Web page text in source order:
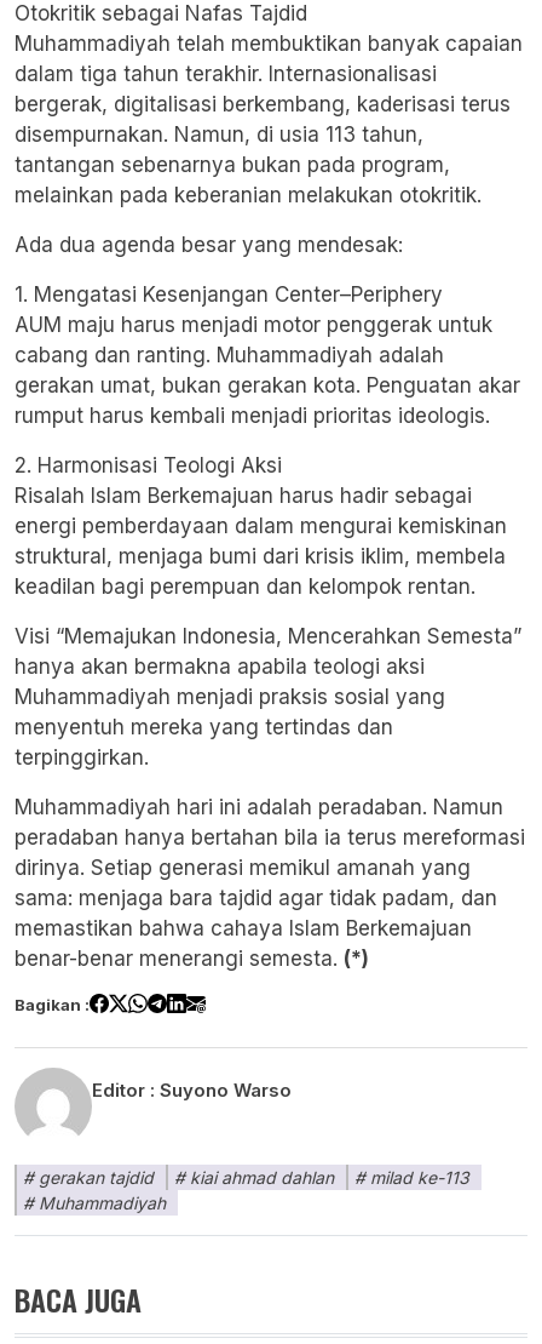
Otokritik sebagai Nafas Tajdid
Muhammadiyah telah membuktikan banyak capaian
dalam tiga tahun terakhir. Internasionalisasi
bergerak, digitalisasi berkembang, kaderisasi terus
disempurnakan. Namun, di usia 113 tahun,
tantangan sebenarnya bukan pada program,
melainkan pada keberanian melakukan otokritik.
Ada dua agenda besar yang mendesak:
1. Mengatasi Kesenjangan Center–Periphery
AUM maju harus menjadi motor penggerak untuk
cabang dan ranting. Muhammadiyah adalah
gerakan umat, bukan gerakan kota. Penguatan akar
rumput harus kembali menjadi prioritas ideologis.
2. Harmonisasi Teologi Aksi
Risalah Islam Berkemajuan harus hadir sebagai
energi pemberdayaan dalam mengurai kemiskinan
struktural, menjaga bumi dari krisis iklim, membela
keadilan bagi perempuan dan kelompok rentan.
Visi “Memajukan Indonesia, Mencerahkan Semesta”
hanya akan bermakna apabila teologi aksi
Muhammadiyah menjadi praksis sosial yang
menyentuh mereka yang tertindas dan
terpinggirkan.
Muhammadiyah hari ini adalah peradaban. Namun
peradaban hanya bertahan bila ia terus mereformasi
dirinya. Setiap generasi memikul amanah yang
sama: menjaga bara tajdid agar tidak padam, dan
memastikan bahwa cahaya Islam Berkemajuan
benar-benar menerangi semesta. (*)
Bagikan :
Editor : Suyono Warso
gerakan tajdid kiai ahmad dahlan
milad ke-113
Muhammadiyah
BACA JUGA